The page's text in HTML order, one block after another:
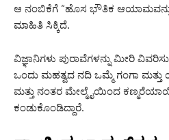
ಆ ನಂಬಿಕೆಗೆ “ಹೊಸ ಭೌತಿಕ ಆಯಾಮವನ್ನು
ಮಾಹಿತಿ ಸಿಕ್ಕಿದೆ.
ವಿಜ್ಞಾನಿಗಳು ಪುರಾವೆಗಳನ್ನು ಮೀರಿ
ಒಂದು ಮಹತ್ವದ ನದಿ ಒಮ್ಮೆ ಗಂಗಾ
ಮತ್ತು ನಂತರ ಮೇಲ್ಮೈಯಿಂದ
ಕಂಡುಕೊಂಡಿದ್ದಾರೆ.